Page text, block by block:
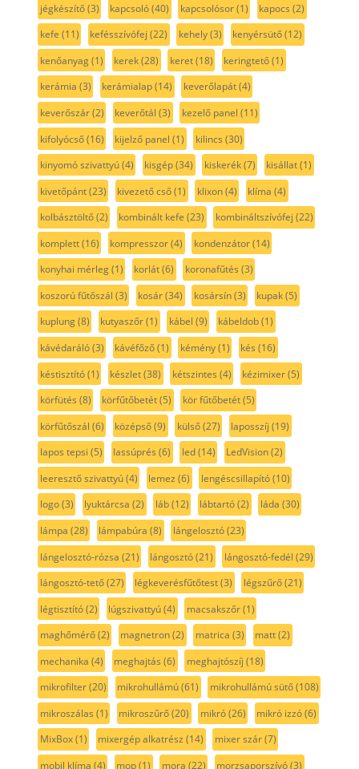
jégkészítő(3) kapcsoló(40) kapcsolósor(1) kapocs (2)
kefe (11) kefésszívófej (22) kehely(3) kenyérsütő(12)
kenőanyag(1) kerek(28) keret(18) keringtető(1)
kerámia (3) kerámialap(14) keverőlapát(4)
keverőszár(2) keverőtál (3) kezelő panel (11)
kifolyócső(16) kijelző panel (1) kilincs (30)
kinyomó szivattyú(4) kisgép(34) kiskerék(7) kisállat(1)
kivetőpánt(23) kivezető cső(1) klixon(4) klíma (4)
kolbásztöltő(2) kombinált kefe (23) kombináltszívófej (22)
komplett(16) kompresszor(4) kondenzátor(14)
konyhai mérleg(1) korlát(6) koronafűtés (3)
koszorú fűtőszál (3) kosár(34) kosársín(3) kupak(5)
kuplung(8) kutyaszőr(1) kábel (9) kábeldob(1)
kávédaráló(3) kávéfőző(1) kémény(1) kés (16)
késtisztító(1) készlet(38) kétszintes (4) kézimixer(5)
körfütés (8) körfűtőbetét(5) kör fűtőbetét(5)
körfűtőszál (6) középső(9) külső(27) laposszíj (19)
lapos tepsi (5) lassúprés (6) led(14) LedVision(2)
leeresztő szivattyú(4) lemez (6) lengéscsillapító(10)
logo(3) lyuktárcsa (2) láb(12) lábtartó(2) láda (30)
lámpa (28) lámpabúra (8) lángelosztó(23)
lángelosztó-rózsa (21) lángosztó(21) lángosztó-fedél (29)
lángosztó-tető(27) légkeverésfűtőtest(3) légszűrő(21)
légtisztító(2) lúgszivattyú(4) macsakszőr(1)
maghőmérő(2) magnetron(2) matrica (3) matt(2)
mechanika (4) meghajtás (6) meghajtószíj (18)
mikrofilter(20) mikrohullámú(61) mikrohullámú sütő(108)
mikroszálas (1) mikroszűrő(20) mikró(26) mikró izzó(6)
MixBox(1) mixergép alkatrész (14) mixer szár(7)
mobil klíma (4) mop(1) mora (22) morzsaporszívó(3)